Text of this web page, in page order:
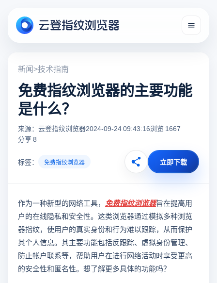
新闻>技术指南
免费指纹浏览器的主要功能
是什么？
来源：云登指纹浏览器2024-09-24 09:43:16浏览 1667
分享 8
标签： 免费指纹浏览器 立即下载
作为一种新型的网络工具， 免费指纹浏览器旨在提高用
户的在线隐私和安全性。这类浏览器通过模拟多种浏览
器指纹，使用户的真实身份和行为难以跟踪，从而保护
其个人信息。其主要功能包括反跟踪、虚拟身份管理、
防止帐户联系等，帮助用户在进行网络活动时享受更高
的安全性和匿名性。想了解更多具体的功能吗？